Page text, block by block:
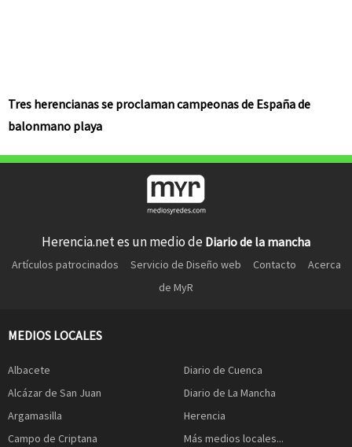
Tres herencianas se proclaman campeonas de España de
balonmano playa
Herencia.net es un medio de Diario de la mancha
Artículos patrocinados Servicio de Diseño web Contacto
Acerca
de MyR
MEDIOS LOCALES
Albacete
Alcázar de San Juan
Argamasilla
Campo de Criptana
Diario de Cuenca
Diario de La Mancha
Herencia
Más medios locales...